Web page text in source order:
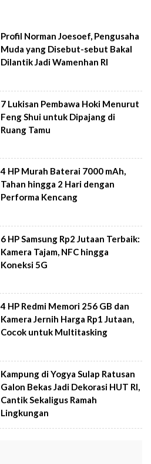
Profil Norman Joesoef, Pengusaha
Muda yang Disebut-sebut Bakal
Dilantik Jadi Wamenhan RI
7 Lukisan Pembawa Hoki Menurut
Feng Shui untuk Dipajang di
Ruang Tamu
4 HP Murah Baterai 7000 mAh,
Tahan hingga 2 Hari dengan
Performa Kencang
6 HP Samsung Rp2 Jutaan Terbaik:
Kamera Tajam, NFC hingga
Koneksi 5G
4 HP Redmi Memori 256 GB dan
Kamera Jernih Harga Rp1 Jutaan,
Cocok untuk Multitasking
Kampung di Yogya Sulap Ratusan
Galon Bekas Jadi Dekorasi HUT RI,
Cantik Sekaligus Ramah
Lingkungan